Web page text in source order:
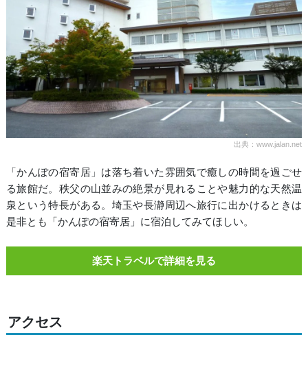
出典：www.jalan.net
「かんぽの宿寄居」は落ち着いた雰囲気で癒しの時間を過ごせ
る旅館だ。秩父の山並みの絶景が見れることや魅力的な天然温
泉という特長がある。埼玉や長瀞周辺へ旅行に出かけるときは
是非とも「かんぽの宿寄居」に宿泊してみてほしい。
楽天トラベルで詳細を見る
アクセス